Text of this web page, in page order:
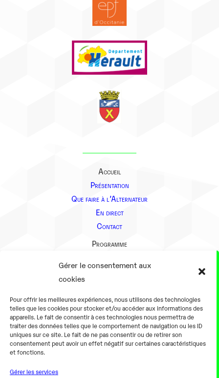
Gérer le consentement aux
cookies
Pour offrir les meilleures expériences, nous utilisons des technologies
telles que les cookies pour stocker et/ou accéder aux informations des
appareils. Le fait de consentir à ces technologies nous permettra de
traiter des données telles que le comportement de navigation ou les ID
uniques sur ce site. Le fait de ne pas consentir ou de retirer son
consentement peut avoir un effet négatif sur certaines caractéristiques
et fonctions.
Gérer les services
Accueil
Présentation
Que faire à l’Alternateur
En direct
Contact
Programme
Présentation
En pratique
Tarifs et horaires
Salles
Équipements numériques